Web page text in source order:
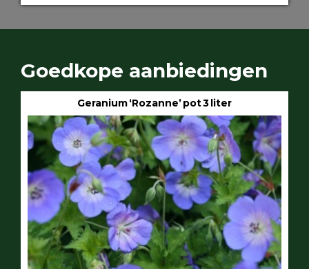
Goedkope aanbiedingen
Geranium ‘Rozanne’ pot 3 liter